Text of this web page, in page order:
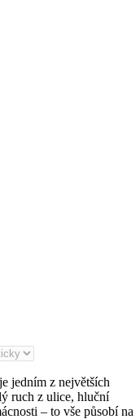
jedním z největších
ruch z ulice, hluční
– to vše působí na